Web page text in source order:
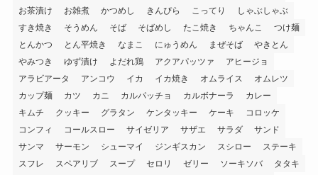
お茶漬け
お雑煮 かつめし きんぴら こってり
しゃぶしゃぶ
すき焼き
そうめん そば そばめし たこ焼き ちゃんこ
つけ麺
とんかつ
とん平焼き なまこ にゅうめん まぜそば
やきとん
やみつき
ゆず漬け よだれ鶏 アクアパッツァ
アヒージョ
アラビアータ
アンコウ イカ イカ焼き オムライス
オムレツ
カップ麺
カツ カニ カルパッチョ カルボナーラ
カレー
キムチ
クッキー グラタン ケンタッキー ケーキ
コロッケ
コンフィ
コールスロー サイゼリア サザエ サラダ
サンド
サンマ
サーモン シューマイ ジンギスカン スシロー
ステーキ
スフレ
スペアリブ スープ セロリ ゼリー ソーキソバ タタキ